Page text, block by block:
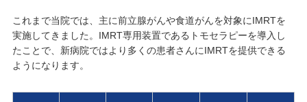
これまで当院では、主に前立腺がんや食道がんを対象にIMRTを
実施してきました。IMRT専用装置であるトモセラピーを導入し
たことで、新病院ではより多くの患者さんにIMRTを提供できる
ようになります。